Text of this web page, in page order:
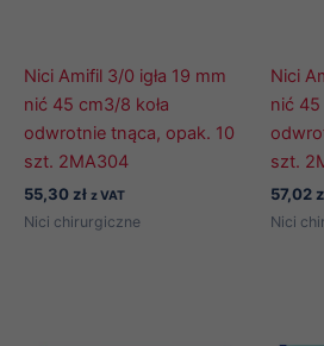
Nici Amifil 3/0 igła 19 mm
nić 45 cm3/8 koła
odwrotnie tnąca, opak. 10
szt. 2MA304
55,30 zł z VAT
Nici chirurgiczne
Nici
nić
szt.
57,02
Nici